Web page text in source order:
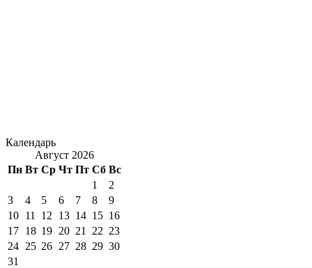
Календарь
Август 2026
Пн Вт Ср Чт Пт Сб Вс
1
2
3
4 5 6 7 8
9
10 11 12 13 14 15 16
17 18 19 20 21 22 23
24 25 26 27 28 29 30
31